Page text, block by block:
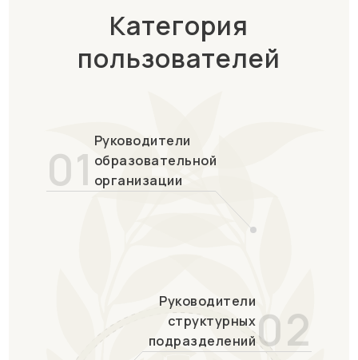
Категория
пользователей
01 Руководители
образовательной
организации
Руководители
структурных
подразделений02